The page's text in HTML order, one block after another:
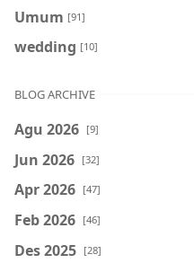
Umum [91]
wedding [10]
BLOG ARCHIVE
Agu 2026 [9]
Jun 2026 [32]
Apr 2026 [47]
Feb 2026 [46]
Des 2025 [28]